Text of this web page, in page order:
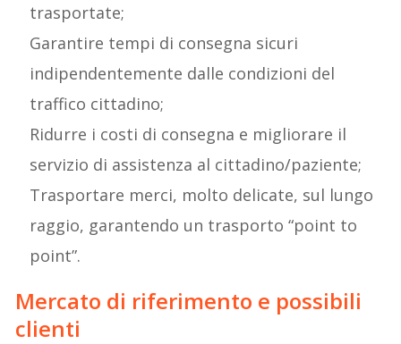
trasportate;
Garantire tempi di consegna sicuri
indipendentemente dalle condizioni del
traffico cittadino;
Ridurre i costi di consegna e migliorare il
servizio di assistenza al cittadino/paziente;
Trasportare merci, molto delicate, sul lungo
raggio, garantendo un trasporto “point to
point”.
Mercato di riferimento e possibili
clienti